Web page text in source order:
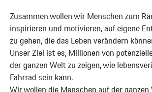
Arbeiten bei
Canyon ein
tolles Crew
Erlebnis ist.
We are one
global
Zusammen wollen wir Menschen zum
inspirieren und motivieren, auf eigene
zu gehen, die das Leben verändern
Unser Ziel ist es, Millionen von
der ganzen Welt zu zeigen, wie
Fahrrad sein kann.
Wir wollen die Menschen auf der